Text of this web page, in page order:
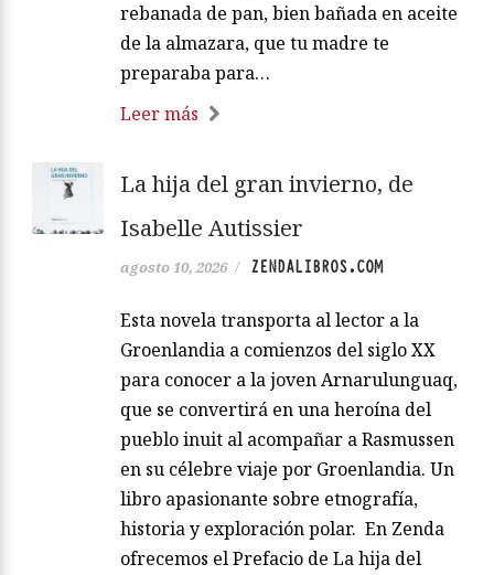
rebanada de pan, bien bañada en aceite
de la almazara, que tu madre te
preparaba para…
Leer más
La hija del gran invierno, de
Isabelle Autissier
agosto 10, 2026 / ZENDALIBROS.COM
Esta novela transporta al lector a la
Groenlandia a comienzos del siglo XX
para conocer a la joven Arnarulunguaq,
que se convertirá en una heroína del
pueblo inuit al acompañar a Rasmussen
en su célebre viaje por Groenlandia. Un
libro apasionante sobre etnografía,
historia y exploración polar. En Zenda
ofrecemos el Prefacio de La hija del